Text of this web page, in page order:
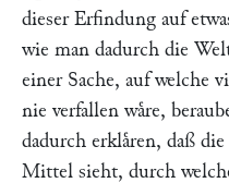
dieser Erfindung auf
wie man dadurch die
einer Sache, auf welche
nie verfallen waͤre,
dadurch erklaͤren, daß
Mittel sieht, durch